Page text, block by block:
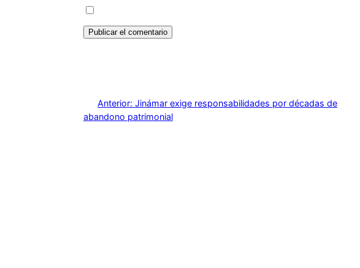
Anterior: Jinámar exige responsabilidades por décadas de
abandono patrimonial